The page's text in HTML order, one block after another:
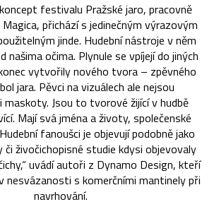
festivalu Pražské jaro, pracovně
přichází s jedinečným výrazovým
jinde. Hudební nástroje v něm
našima očima. Plynule se vpíjejí do jiných
vytvořily nového tvora – zpěvného
jara. Pěvci na vizuálech ale nejsou
maskoty. Jsou to tvorové žijící v hudbě
Mají svá jména a životy, společenské
fanoušci je objevují podobně jako
živočichopisné studie kdysi objevovaly
uvádí autoři z Dynamo Design, kteří
nesvázanosti s komerčními mantinely při
navrhování.